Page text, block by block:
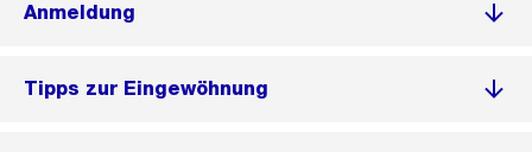
Anmeldung
Tipps zur Eingewöhnung